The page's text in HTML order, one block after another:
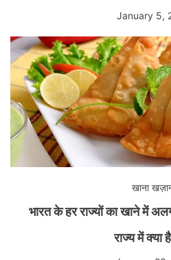
January 5,
खाना
भारत के हर राज्यों का खाने में
राज्य में क्या